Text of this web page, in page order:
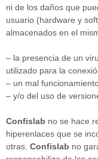
ni de los daños que
usuario (hardware y
almacenados en el
– la presencia de un
utilizado para la
– un mal
– y/o del uso de
Confislab no se hace
hiperenlaces que se
otras. Confislab no